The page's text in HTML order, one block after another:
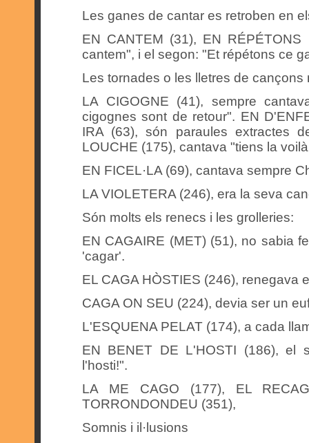
Les ganes de cantar es retroben en
EN CANTEM (31), EN
cantem", i el segon: "Et répétons ce
Les tornades o les lletres de
LA CIGOGNE (41), sempre
cigognes sont de retour". EN
IRA (63), són paraules extractes
LOUCHE (175), cantava "tiens la
EN FICEL·LA (69), cantava sempre
LA VIOLETERA (246), era la seva
Són molts els renecs i les grolleries:
EN CAGAIRE (MET) (51), no sabia
'cagar'.
EL CAGA HÒSTIES (246), renegava
CAGA ON SEU (224), devia ser un
L'ESQUENA PELAT (174), a cada
EN BENET DE L'HOSTI (186), el
l'hosti!".
LA ME CAGO (177), EL
TORRONDONDEU (351),
Somnis i il·lusions